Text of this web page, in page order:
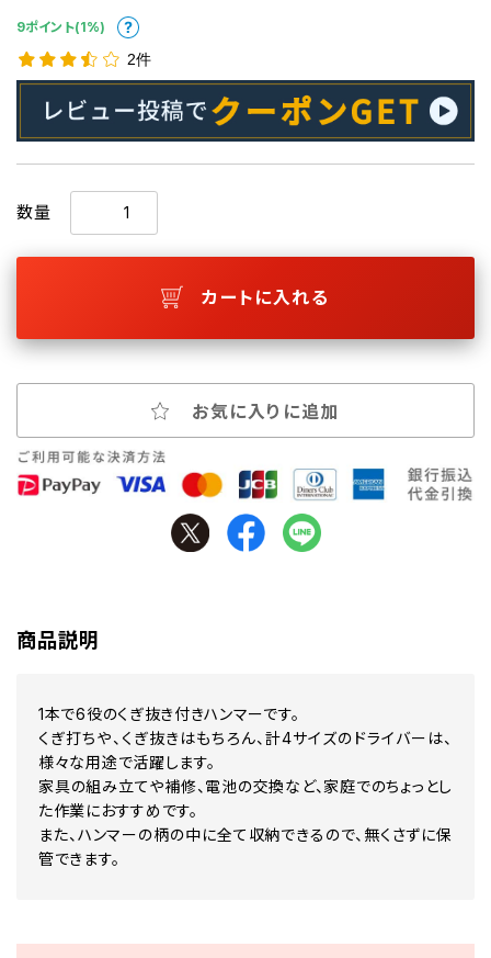
9ポイント(1%)
2件
数量
カートに入れる
お気に入りに追加
商品説明
1本で6役のくぎ抜き付きハンマーです。
くぎ打ちや、くぎ抜きはもちろん、計4サイズのドライバーは、
様々な用途で活躍します。
家具の組み立てや補修、電池の交換など、家庭でのちょっとし
た作業におすすめです。
また、ハンマーの柄の中に全て収納できるので、無くさずに保
管できます。